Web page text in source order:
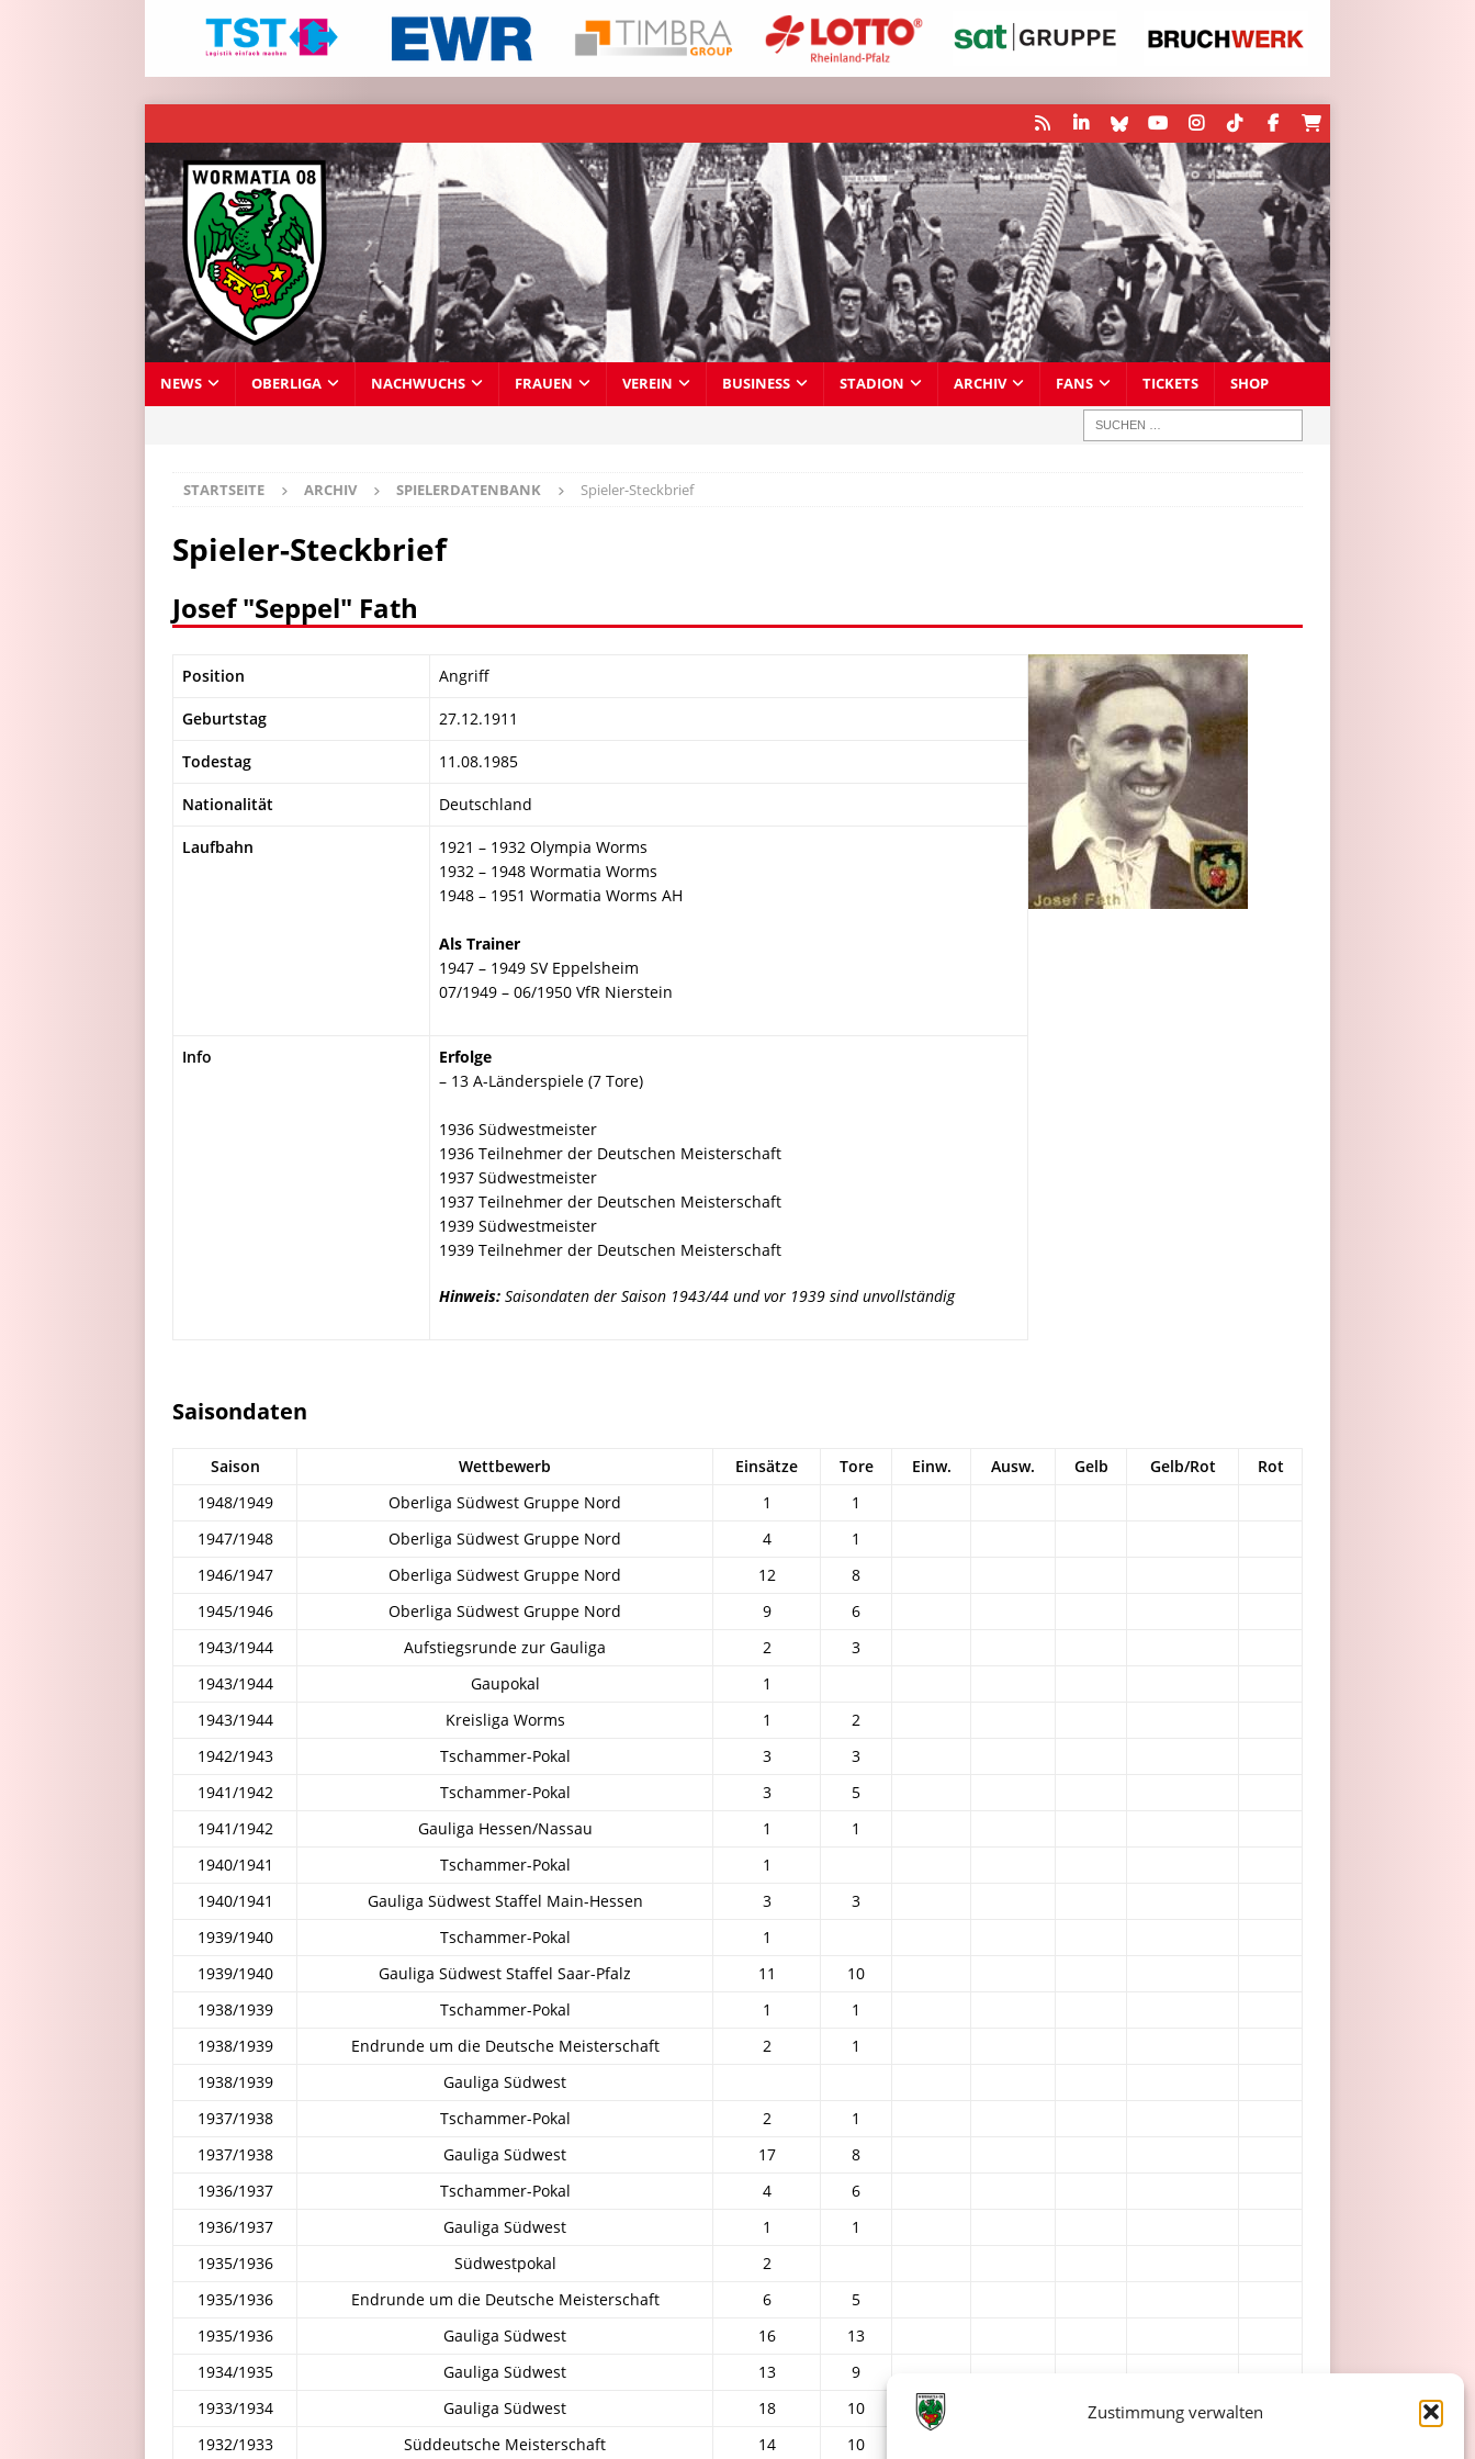
Zustimmung verwalten
NEWS OBERLIGA NACHWUCHS FRAUEN VEREIN BUSINESS STADION ARCHIV FANS TICKETS SHOP
STARTSEITE ARCHIV SPIELERDATENBANK Spieler-Steckbrief
Spieler-Steckbrief
Josef "Seppel" Fath
Position Angriff
Geburtstag 27.12.1911
Todestag 11.08.1985
Nationalität Deutschland
Laufbahn
1921 – 1932 Olympia Worms
1932 – 1948 Wormatia Worms
1948 – 1951 Wormatia Worms AH
Als Trainer
1947 – 1949 SV Eppelsheim
07/1949 – 06/1950 VfR Nierstein
Info
Erfolge
– 13 A-Länderspiele (7 Tore)
1936 Südwestmeister
1936 Teilnehmer der Deutschen Meisterschaft
1937 Südwestmeister
1937 Teilnehmer der Deutschen Meisterschaft
1939 Südwestmeister
1939 Teilnehmer der Deutschen Meisterschaft
Hinweis: Saisondaten der Saison 1943/44 und vor 1939 sind unvollständig
Saisondaten
Saison Wettbewerb Einsätze Tore Einw. Ausw. Gelb Gelb/Rot
Rot
1948/1949
Oberliga Südwest Gruppe Nord 1
1
1947/1948
Oberliga Südwest Gruppe Nord 4
1
1946/1947
Oberliga Südwest Gruppe Nord 12
8
1945/1946
Oberliga Südwest Gruppe Nord 9
6
1943/1944
Aufstiegsrunde zur Gauliga 2
3
1943/1944
Gaupokal
1
1943/1944
Kreisliga Worms 1
2
1942/1943
Tschammer-Pokal 3
3
1941/1942
Tschammer-Pokal 3
5
1941/1942
Gauliga Hessen/Nassau 1
1
1940/1941
Tschammer-Pokal
1
1940/1941
Gauliga Südwest Staffel Main-Hessen 3
3
1939/1940
Tschammer-Pokal
1
1939/1940
Gauliga Südwest Staffel Saar-Pfalz 11
10
1938/1939
Tschammer-Pokal 1
1
1938/1939
Endrunde um die Deutsche Meisterschaft 2
1
1938/1939
Gauliga Südwest
1937/1938
Tschammer-Pokal 2
1
1937/1938
Gauliga Südwest 17
8
1936/1937
Tschammer-Pokal 4
6
1936/1937
Gauliga Südwest 1
1
1935/1936
Südwestpokal
2
1935/1936
Endrunde um die Deutsche Meisterschaft 6
5
1935/1936
Gauliga Südwest 16
13
1934/1935
Gauliga Südwest 13
9
1933/1934
Gauliga Südwest 18
10
1932/1933
Süddeutsche Meisterschaft 14 10